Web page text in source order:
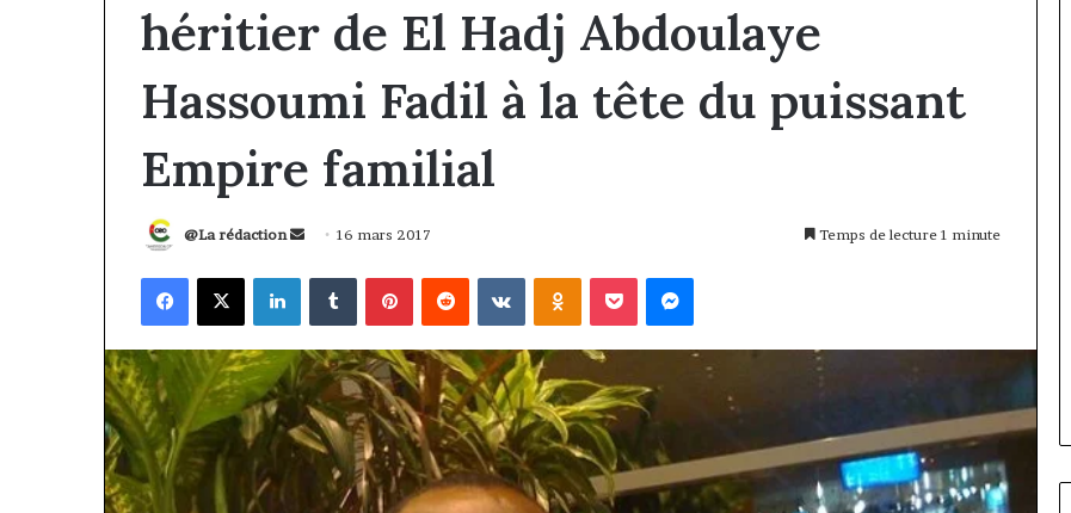
héritier de El Hadj Abdoulaye
Hassoumi Fadil à la tête du puissant
Empire familial
@La rédaction
Envoyer
courriel
16 mars 2017 Temps de lecture 1 minute
Facebook
X LinkedinTumblrPinterestReddit VKontakteOdnoklassniki
Pocket Messenger